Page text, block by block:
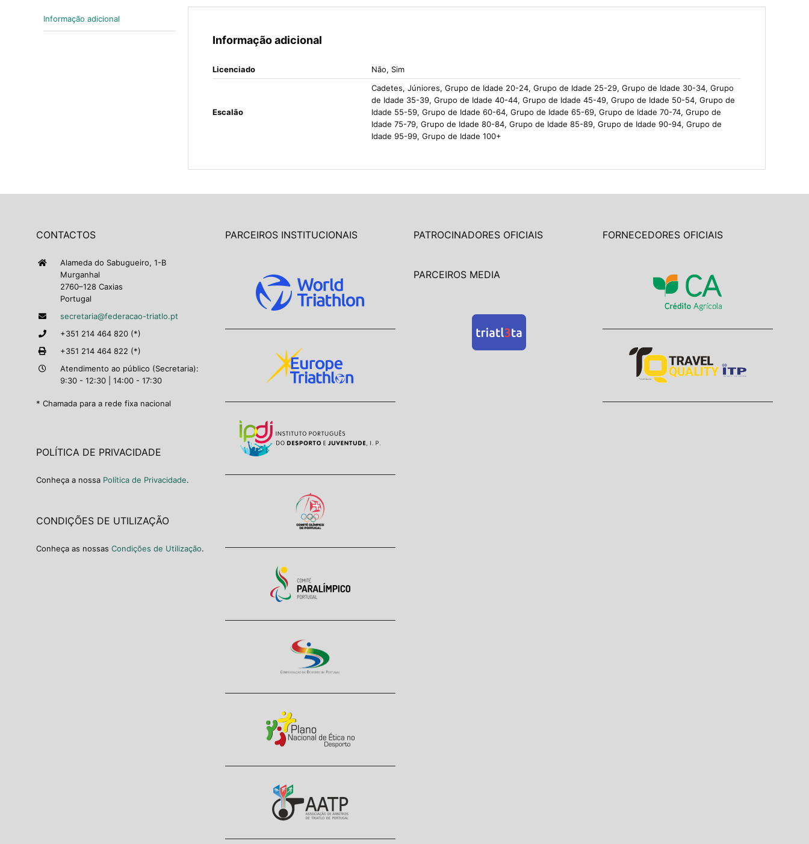
Informação adicional
Informação adicional
Licenciado Não, Sim
Escalão
Cadetes, Júniores, Grupo de Idade 20-24, Grupo de Idade 25-29, Grupo de Idade 30-34, Grupo
de Idade 35-39, Grupo de Idade 40-44, Grupo de Idade 45-49, Grupo de Idade 50-54, Grupo de
Idade 55-59, Grupo de Idade 60-64, Grupo de Idade 65-69, Grupo de Idade 70-74, Grupo de
Idade 75-79, Grupo de Idade 80-84, Grupo de Idade 85-89, Grupo de Idade 90-94, Grupo de
Idade 95-99, Grupo de Idade 100+
CONTACTOS
Alameda do Sabugueiro, 1-B
Murganhal
2760–128 Caxias
Portugal
secretaria@federacao-triatlo.pt
+351 214 464 820 (*)
+351 214 464 822 (*)
Atendimento ao público (Secretaria):
9:30 - 12:30 | 14:00 - 17:30
* Chamada para a rede fixa nacional
POLÍTICA DE PRIVACIDADE
Conheça a nossa Política de Privacidade.
CONDIÇÕES DE UTILIZAÇÃO
Conheça as nossas Condições de Utilização.
PARCEIROS INSTITUCIONAIS PATROCINADORES OFICIAIS
PARCEIROS MEDIA
FORNECEDORES OFICIAIS